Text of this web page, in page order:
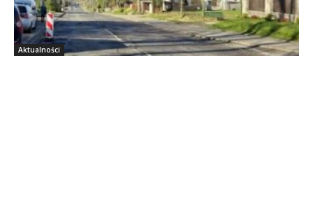
Aktualności